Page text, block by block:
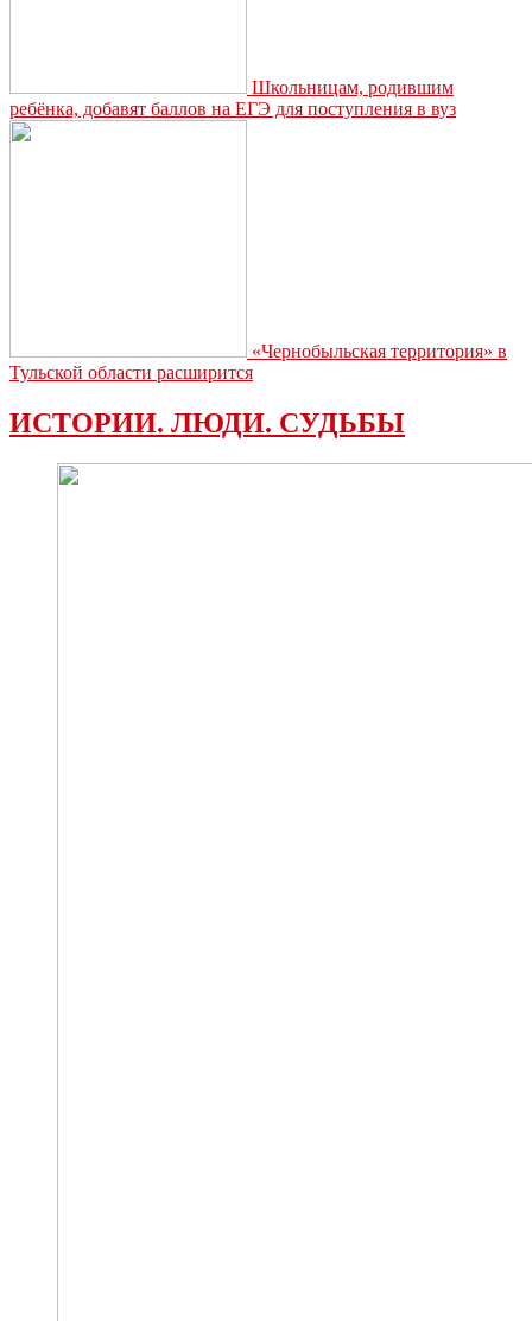
Школьницам, родившим
ребёнка, добавят баллов на ЕГЭ для поступления в вуз
«Чернобыльская территория» в
Тульской области расширится
ИСТОРИИ. ЛЮДИ. СУДЬБЫ